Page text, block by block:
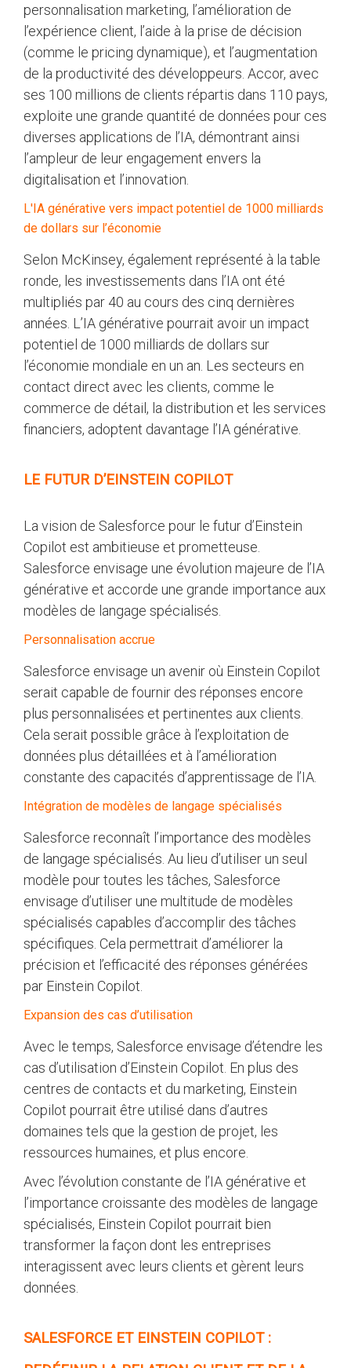
personnalisation marketing, l’amélioration de
l’expérience client, l’aide à la prise de décision
(comme le pricing dynamique), et l’augmentation
de la productivité des développeurs. Accor, avec
ses 100 millions de clients répartis dans 110 pays,
exploite une grande quantité de données pour ces
diverses applications de l’IA, démontrant ainsi
l’ampleur de leur engagement envers la
digitalisation et l’innovation.
L'IA générative vers impact potentiel de 1000 milliards
de dollars sur l’économie
Selon McKinsey, également représenté à la table
ronde, les investissements dans l’IA ont été
multipliés par 40 au cours des cinq dernières
années. L’IA générative pourrait avoir un impact
potentiel de 1000 milliards de dollars sur
l’économie mondiale en un an. Les secteurs en
contact direct avec les clients, comme le
commerce de détail, la distribution et les services
financiers, adoptent davantage l’IA générative.
LE FUTUR D’EINSTEIN COPILOT
La vision de Salesforce pour le futur d’Einstein
Copilot est ambitieuse et prometteuse.
Salesforce envisage une évolution majeure de l’IA
générative et accorde une grande importance aux
modèles de langage spécialisés.
Personnalisation accrue
Salesforce envisage un avenir où Einstein Copilot
serait capable de fournir des réponses encore
plus personnalisées et pertinentes aux clients.
Cela serait possible grâce à l’exploitation de
données plus détaillées et à l’amélioration
constante des capacités d’apprentissage de l’IA.
Intégration de modèles de langage spécialisés
Salesforce reconnaît l’importance des modèles
de langage spécialisés. Au lieu d’utiliser un seul
modèle pour toutes les tâches, Salesforce
envisage d’utiliser une multitude de modèles
spécialisés capables d’accomplir des tâches
spécifiques. Cela permettrait d’améliorer la
précision et l’efficacité des réponses générées
par Einstein Copilot.
Expansion des cas d’utilisation
Avec le temps, Salesforce envisage d’étendre les
cas d’utilisation d’Einstein Copilot. En plus des
centres de contacts et du marketing, Einstein
Copilot pourrait être utilisé dans d’autres
domaines tels que la gestion de projet, les
ressources humaines, et plus encore.
Avec l’évolution constante de l’IA générative et
l’importance croissante des modèles de langage
spécialisés, Einstein Copilot pourrait bien
transformer la façon dont les entreprises
interagissent avec leurs clients et gèrent leurs
données.
SALESFORCE ET EINSTEIN COPILOT :